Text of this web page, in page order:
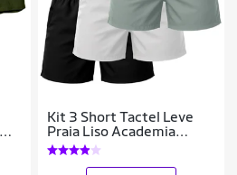
Kit 3 Short Tactel Leve
Praia Liso Academia
Bermuda Masculina